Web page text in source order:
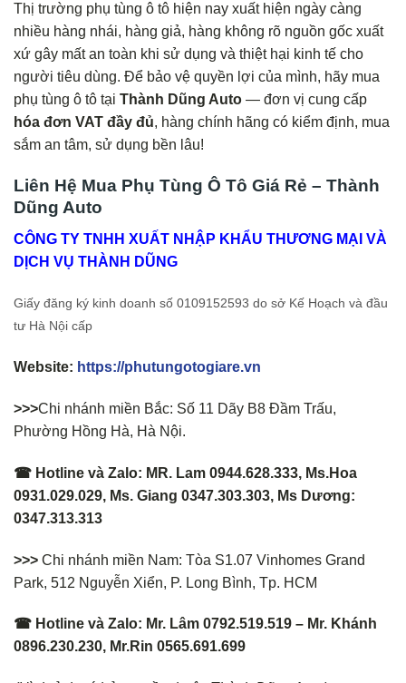
Thị trường phụ tùng ô tô hiện nay xuất hiện ngày càng
nhiều hàng nhái, hàng giả, hàng không rõ nguồn gốc xuất
xứ gây mất an toàn khi sử dụng và thiệt hại kinh tế cho
người tiêu dùng. Để bảo vệ quyền lợi của mình, hãy mua
phụ tùng ô tô tại Thành Dũng Auto — đơn vị cung cấp
hóa đơn VAT đầy đủ, hàng chính hãng có kiểm định, mua
sắm an tâm, sử dụng bền lâu!
Liên Hệ Mua Phụ Tùng Ô Tô Giá Rẻ – Thành
Dũng Auto
CÔNG TY TNHH XUẤT NHẬP KHẨU THƯƠNG MẠI VÀ
DỊCH VỤ THÀNH DŨNG
Giấy đăng ký kinh doanh số 0109152593 do sở Kế Hoạch và đầu
tư Hà Nội cấp
Website: https://phutungotogiare.vn
>>>Chi nhánh miền Bắc: Số 11 Dãy B8 Đầm Trấu,
Phường Hồng Hà, Hà Nội.
☎ Hotline và Zalo: MR. Lam 0944.628.333, Ms.Hoa
0931.029.029, Ms. Giang 0347.303.303, Ms Dương:
0347.313.313
>>> Chi nhánh miền Nam: Tòa S1.07 Vinhomes Grand
Park, 512 Nguyễn Xiển, P. Long Bình, Tp. HCM
☎ Hotline và Zalo: Mr. Lâm 0792.519.519 – Mr. Khánh
0896.230.230, Mr.Rin 0565.691.699